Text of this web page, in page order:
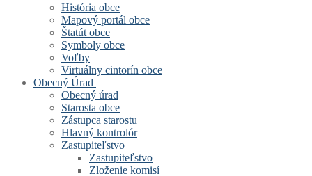
História obce
Mapový portál obce
Štatút obce
Symboly obce
Voľby
Virtuálny cintorín obce
Obecný Úrad
Obecný úrad
Starosta obce
Zástupca starostu
Hlavný kontrolór
Zastupiteľstvo
Zastupiteľstvo
Zloženie komisí